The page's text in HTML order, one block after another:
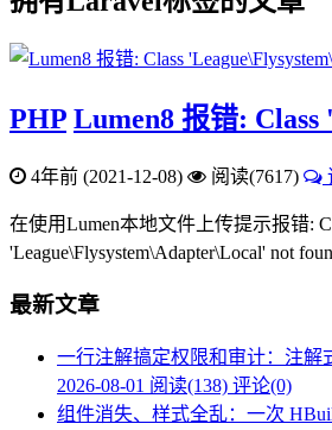
PHP Lumen8 报错: Class
4年前 (2021-12-08) 阅读(7617)
在使用Lumen本地文件上传提示报错:
'League\Flysystem\Adapter\Local' not
最新文章
一行注解搞定权限和审计：注解
2026-08-01 阅读(138) 评论(0)
组件消失、样式全乱：一次